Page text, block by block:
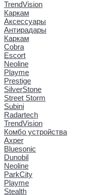
TrendVision
Каркам
Аксессуары
Антирадары
Каркам
Cobra
Escort
Neoline
Playme
Prestige
SilverStone
Street Storm
Subini
Radartech
TrendVision
Комбо устройства
Axper
Bluesonic
Dunobil
Neoline
ParkCity
Playme
Stealth